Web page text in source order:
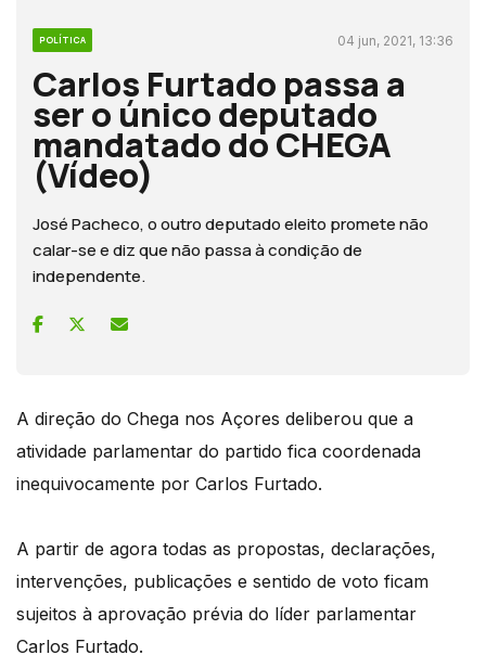
POLÍTICA 04 jun, 2021, 13:36
Carlos Furtado passa a
ser o único deputado
mandatado do CHEGA
(Vídeo)
José Pacheco, o outro deputado eleito promete não
calar-se e diz que não passa à condição de
independente.
A direção do Chega nos Açores deliberou que a
atividade parlamentar do partido fica coordenada
inequivocamente por Carlos Furtado.
A partir de agora todas as propostas, declarações,
intervenções, publicações e sentido de voto ficam
sujeitos à aprovação prévia do líder parlamentar
Carlos Furtado.